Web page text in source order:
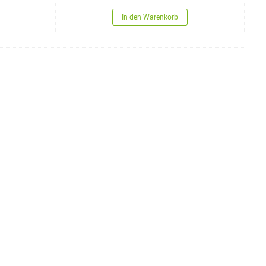
In den Warenkorb